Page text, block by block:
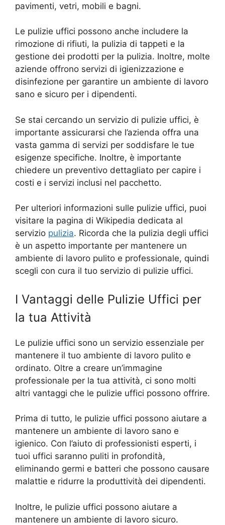
pavimenti, vetri, mobili e bagni.
Le pulizie uffici possono anche includere la
rimozione di rifiuti, la pulizia di tappeti e la
gestione dei prodotti per la pulizia. Inoltre, molte
aziende offrono servizi di igienizzazione e
disinfezione per garantire un ambiente di lavoro
sano e sicuro per i dipendenti.
Se stai cercando un servizio di pulizie uffici, è
importante assicurarsi che l’azienda offra una
vasta gamma di servizi per soddisfare le tue
esigenze specifiche. Inoltre, è importante
chiedere un preventivo dettagliato per capire i
costi e i servizi inclusi nel pacchetto.
Per ulteriori informazioni sulle pulizie uffici, puoi
visitare la pagina di Wikipedia dedicata al
servizio pulizia. Ricorda che la pulizia degli uffici
è un aspetto importante per mantenere un
ambiente di lavoro pulito e professionale, quindi
scegli con cura il tuo servizio di pulizie uffici.
I Vantaggi delle Pulizie Uffici per
la tua Attività
Le pulizie uffici sono un servizio essenziale per
mantenere il tuo ambiente di lavoro pulito e
ordinato. Oltre a creare un’immagine
professionale per la tua attività, ci sono molti
altri vantaggi che le pulizie uffici possono offrire.
Prima di tutto, le pulizie uffici possono aiutare a
mantenere un ambiente di lavoro sano e
igienico. Con l’aiuto di professionisti esperti, i
tuoi uffici saranno puliti in profondità,
eliminando germi e batteri che possono causare
malattie e ridurre la produttività dei dipendenti.
Inoltre, le pulizie uffici possono aiutare a
mantenere un ambiente di lavoro sicuro.